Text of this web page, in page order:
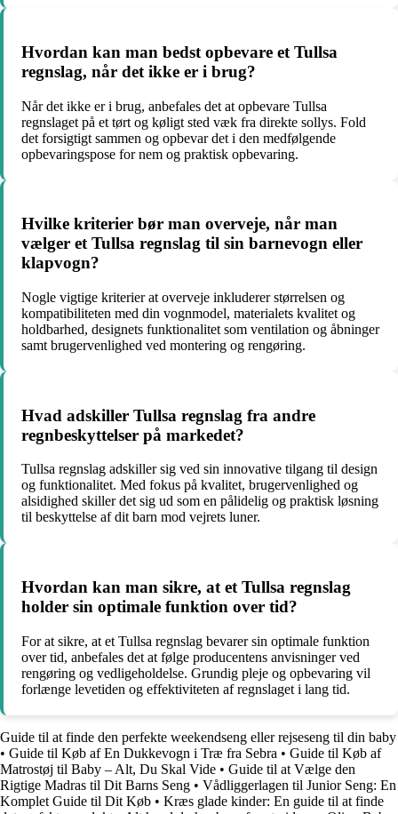
Hvordan kan man bedst opbevare et Tullsa
regnslag, når det ikke er i brug?
Når det ikke er i brug, anbefales det at opbevare Tullsa
regnslaget på et tørt og køligt sted væk fra direkte sollys. Fold
det forsigtigt sammen og opbevar det i den medfølgende
opbevaringspose for nem og praktisk opbevaring.
Hvilke kriterier bør man overveje, når man
vælger et Tullsa regnslag til sin barnevogn eller
klapvogn?
Nogle vigtige kriterier at overveje inkluderer størrelsen og
kompatibiliteten med din vognmodel, materialets kvalitet og
holdbarhed, designets funktionalitet som ventilation og åbninger
samt brugervenlighed ved montering og rengøring.
Hvad adskiller Tullsa regnslag fra andre
regnbeskyttelser på markedet?
Tullsa regnslag adskiller sig ved sin innovative tilgang til design
og funktionalitet. Med fokus på kvalitet, brugervenlighed og
alsidighed skiller det sig ud som en pålidelig og praktisk løsning
til beskyttelse af dit barn mod vejrets luner.
Hvordan kan man sikre, at et Tullsa regnslag
holder sin optimale funktion over tid?
For at sikre, at et Tullsa regnslag bevarer sin optimale funktion
over tid, anbefales det at følge producentens anvisninger ved
rengøring og vedligeholdelse. Grundig pleje og opbevaring vil
forlænge levetiden og effektiviteten af regnslaget i lang tid.
Guide til at finde den perfekte weekendseng eller rejseseng til din baby
• Guide til Køb af En Dukkevogn i Træ fra Sebra • Guide til Køb af
Matrostøj til Baby – Alt, Du Skal Vide • Guide til at Vælge den
Rigtige Madras til Dit Barns Seng • Vådliggerlagen til Junior Seng: En
Komplet Guide til Dit Køb • Kræs glade kinder: En guide til at finde